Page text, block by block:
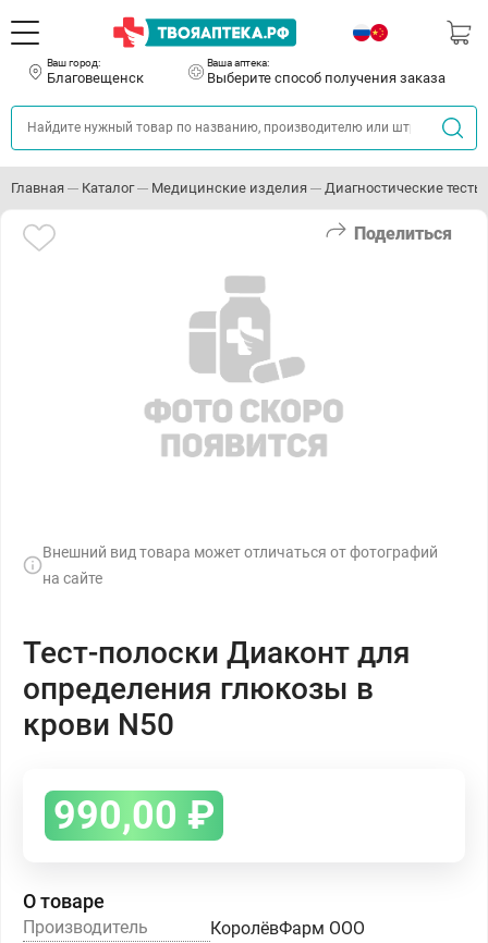
Ваш город:
Благовещенск
Ваша аптека:
Выберите способ получения заказа
Главная Каталог Медицинские изделия Диагностические тесты
Поделиться
Внешний вид товара может отличаться от фотографий
на сайте
Тест-полоски Диаконт для
определения глюкозы в
крови N50
990,00 ₽
О товаре
Производитель
КоролёвФарм ООО